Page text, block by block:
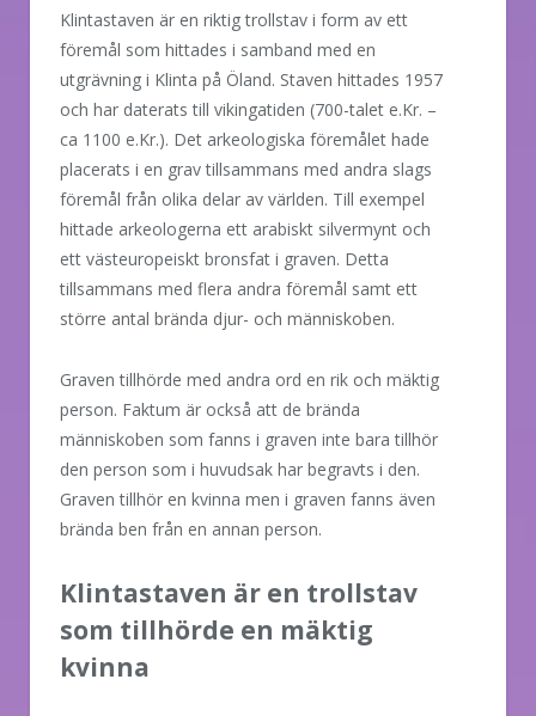
Klintastaven är en riktig trollstav i form av ett
föremål som hittades i samband med en
utgrävning i Klinta på Öland. Staven hittades 1957
och har daterats till vikingatiden (700-talet e.Kr. –
ca 1100 e.Kr.). Det arkeologiska föremålet hade
placerats i en grav tillsammans med andra slags
föremål från olika delar av världen. Till exempel
hittade arkeologerna ett arabiskt silvermynt och
ett västeuropeiskt bronsfat i graven. Detta
tillsammans med flera andra föremål samt ett
större antal brända djur- och människoben.
Graven tillhörde med andra ord en rik och mäktig
person. Faktum är också att de brända
människoben som fanns i graven inte bara tillhör
den person som i huvudsak har begravts i den.
Graven tillhör en kvinna men i graven fanns även
brända ben från en annan person.
Klintastaven är en trollstav
som tillhörde en mäktig
kvinna